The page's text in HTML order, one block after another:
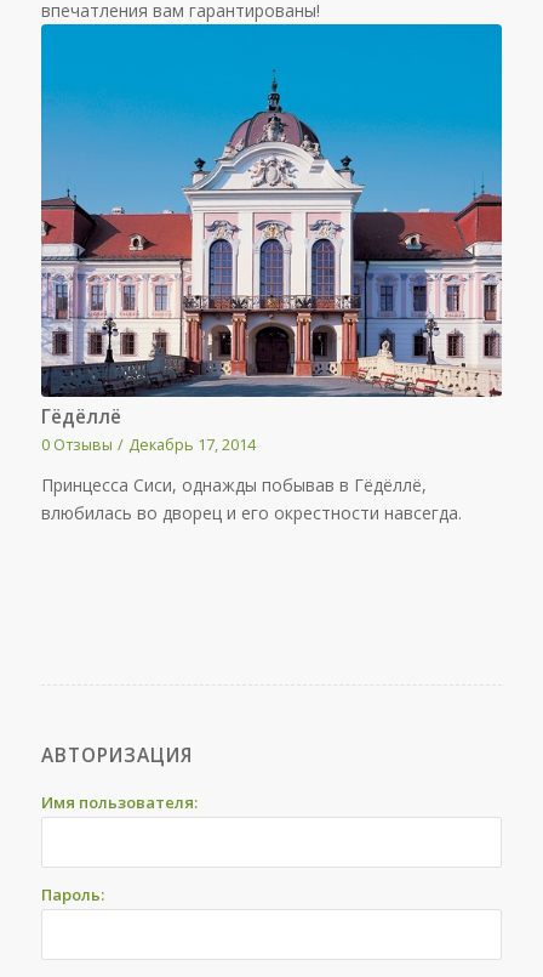
впечатления вам гарантированы!
Гёдёллё
0 Отзывы / Декабрь 17, 2014
Принцесса Сиси, однажды побывав в Гёдёллё,
влюбилась во дворец и его окрестности навсегда.
АВТОРИЗАЦИЯ
Имя пользователя:
Пароль: